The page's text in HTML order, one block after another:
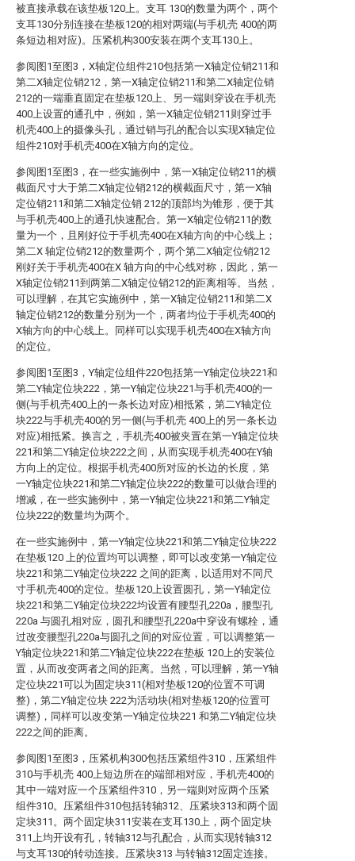
被直接承载在该垫板120上。支耳 130的数量为两个，两个
支耳130分别连接在垫板120的相对两端(与手机壳 400的两
条短边相对应)。压紧机构300安装在两个支耳130上。
参阅图1至图3，X轴定位组件210包括第一X轴定位销211和
第二X轴定位销212，第一X轴定位销211和第二X轴定位销
212的一端垂直固定在垫板120上、另一端则穿设在手机壳
400上设置的通孔中，例如，第一X轴定位销211则穿过手
机壳400上的摄像头孔，通过销与孔的配合以实现X轴定位
组件210对手机壳400在X轴方向的定位。
参阅图1至图3，在一些实施例中，第一X轴定位销211的横
截面尺寸大于第二X轴定位销212的横截面尺寸，第一X轴
定位销211和第二X轴定位销 212的顶部均为锥形，便于其
与手机壳400上的通孔快速配合。第一X轴定位销211的数
量为一个，且刚好位于手机壳400在X轴方向的中心线上；
第二X 轴定位销212的数量两个，两个第二X轴定位销212
刚好关于手机壳400在X 轴方向的中心线对称，因此，第一
X轴定位销211到两第二X轴定位销212的距离相等。当然，
可以理解，在其它实施例中，第一X轴定位销211和第二X
轴定位销212的数量分别为一个，两者均位于手机壳400的
X轴方向的中心线上。同样可以实现手机壳400在X轴方向
的定位。
参阅图1至图3，Y轴定位组件220包括第一Y轴定位块221和
第二Y轴定位块222，第一Y轴定位块221与手机壳400的一
侧(与手机壳400上的一条长边对应)相抵紧，第二Y轴定位
块222与手机壳400的另一侧(与手机壳 400上的另一条长边
对应)相抵紧。换言之，手机壳400被夹置在第一Y轴定位块
221和第二Y轴定位块222之间，从而实现手机壳400在Y轴
方向上的定位。根据手机壳400所对应的长边的长度，第
一Y轴定位块221和第二Y轴定位块222的数量可以做合理的
增减，在一些实施例中，第一Y轴定位块221和第二Y轴定
位块222的数量均为两个。
在一些实施例中，第一Y轴定位块221和第二Y轴定位块222
在垫板120 上的位置均可以调整，即可以改变第一Y轴定位
块221和第二Y轴定位块222 之间的距离，以适用对不同尺
寸手机壳400的定位。垫板120上设置圆孔，第一Y轴定位
块221和第二Y轴定位块222均设置有腰型孔220a，腰型孔
220a 与圆孔相对应，圆孔和腰型孔220a中穿设有螺栓，通
过改变腰型孔220a与圆孔之间的对应位置，可以调整第一
Y轴定位块221和第二Y轴定位块222在垫板 120上的安装位
置，从而改变两者之间的距离。当然，可以理解，第一Y轴
定位块221可以为固定块311(相对垫板120的位置不可调
整)，第二Y轴定位块 222为活动块(相对垫板120的位置可
调整)，同样可以改变第一Y轴定位块221 和第二Y轴定位块
222之间的距离。
参阅图1至图3，压紧机构300包括压紧组件310，压紧组件
310与手机壳 400上短边所在的端部相对应，手机壳400的
其中一端对应一个压紧组件310，另一端则对应两个压紧
组件310。压紧组件310包括转轴312、压紧块313和两个固
定块311。两个固定块311安装在支耳130上，两个固定块
311上均开设有孔，转轴312与孔配合，从而实现转轴312
与支耳130的转动连接。压紧块313 与转轴312固定连接。